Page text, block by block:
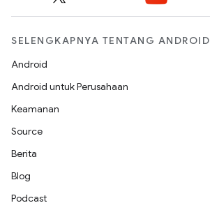
SELENGKAPNYA TENTANG ANDROID
Android
Android untuk Perusahaan
Keamanan
Source
Berita
Blog
Podcast